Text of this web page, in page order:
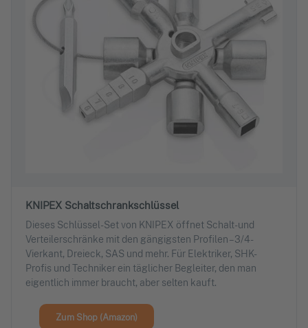
KNIPEX Schaltschrankschlüssel
Dieses Schlüssel-Set von KNIPEX öffnet Schalt- und
Verteilerschränke mit den gängigsten Profilen – 3/4-
Vierkant, Dreieck, SAS und mehr. Für Elektriker, SHK-
Profis und Techniker ein täglicher Begleiter, den man
eigentlich immer braucht, aber selten kauft.
Zum Shop (Amazon)